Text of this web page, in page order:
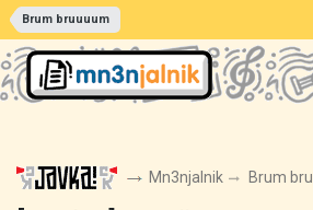
Brum bruuuum
Mn3njalnik Brum